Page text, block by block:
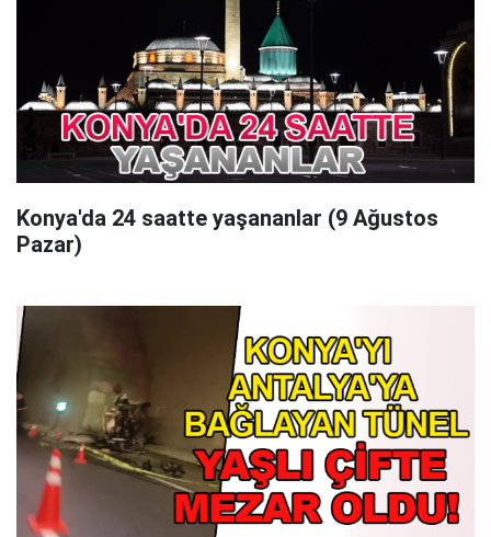
Konya'da 24 saatte yaşananlar (9 Ağustos
Pazar)